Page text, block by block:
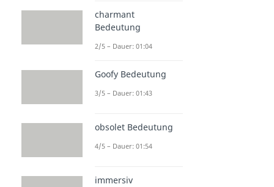
charmant
Bedeutung
2/5 – Dauer: 01:04
Goofy Bedeutung
3/5 – Dauer: 01:43
obsolet Bedeutung
4/5 – Dauer: 01:54
immersiv